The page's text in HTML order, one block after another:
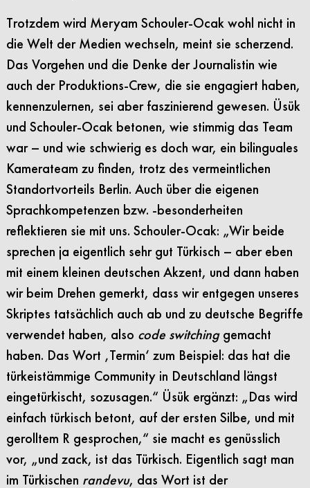
Trotzdem wird Meryam Schouler-Ocak wohl nicht in
die Welt der Medien wechseln, meint sie scherzend.
Das Vorgehen und die Denke der Journalistin wie
auch der Produktions-Crew, die sie engagiert haben,
kennenzulernen, sei aber faszinierend gewesen. Üsük
und Schouler-Ocak betonen, wie stimmig das Team
war – und wie schwierig es doch war, ein bilinguales
Kamerateam zu finden, trotz des vermeintlichen
Standortvorteils Berlin. Auch über die eigenen
Sprachkompetenzen bzw. -besonderheiten
reflektieren sie mit uns. Schouler-Ocak: „Wir beide
sprechen ja eigentlich sehr gut Türkisch – aber eben
mit einem kleinen deutschen Akzent, und dann haben
wir beim Drehen gemerkt, dass wir entgegen unseres
Skriptes tatsächlich auch ab und zu deutsche Begriffe
verwendet haben, also code switchinggemacht
haben. Das Wort ‚Termin‘ zum Beispiel: das hat die
türkeistämmige Community in Deutschland längst
eingetürkischt, sozusagen.“ Üsük ergänzt: „Das wird
einfach türkisch betont, auf der ersten Silbe, und mit
gerolltem R gesprochen,“ sie macht es genüsslich
vor, „und zack, ist das Türkisch. Eigentlich sagt man
im Türkischen randevu, das Wort ist der